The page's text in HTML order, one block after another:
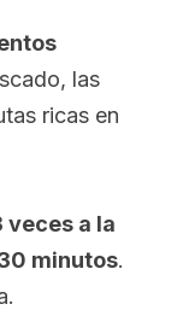
las
ricas en
veces a la
minutos.